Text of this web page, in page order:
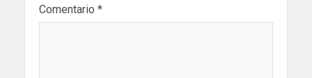
Comentario *